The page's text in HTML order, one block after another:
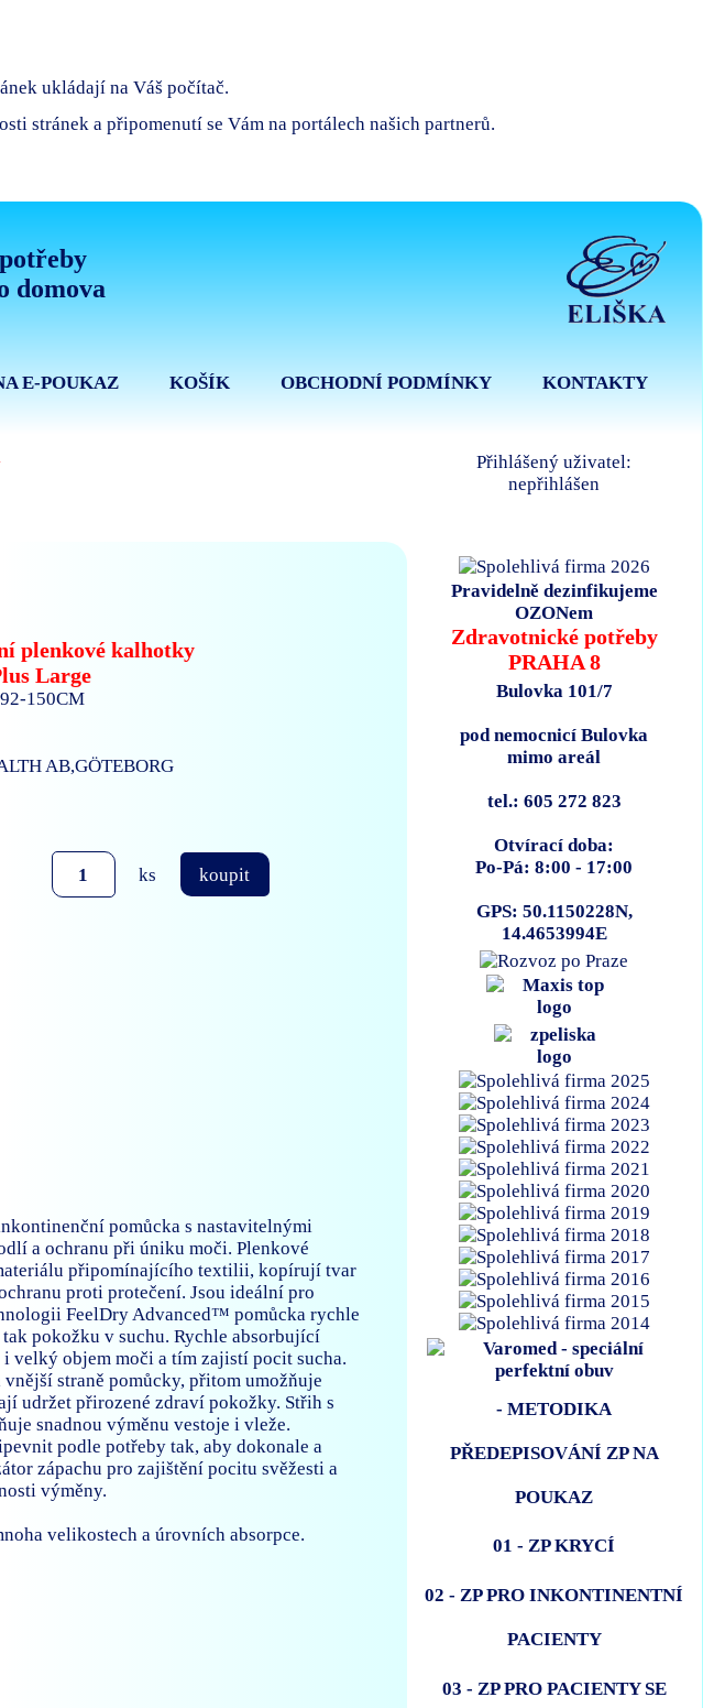
ukládají na Váš počítač.
stránek a připomenutí se Vám na portálech našich partnerů.
domova
KONTAKTY
OBCHODNÍ PODMÍNKY
KOŠÍK
E-POUKAZ
Přihlášený uživatel:
nepřihlášen
plenkové kalhotky
Large
150CM
AB,GÖTEBORG
ks koupit
pomůcka s nastavitelnými
a ochranu při úniku moči. Plenkové
připomínajícího textilii, kopírují tvar
proti protečení. Jsou ideální pro
FeelDry Advanced™ pomůcka rychle
pokožku v suchu. Rychle absorbující
velký objem moči a tím zajistí pocit sucha.
straně pomůcky, přitom umožňuje
udržet přirozené zdraví pokožky. Střih s
snadnou výměnu vestoje i vleže.
podle potřeby tak, aby dokonale a
zápachu pro zajištění pocitu svěžesti a
výměny.
velikostech a úrovních absorpce.
Pravidelně dezinfikujeme
OZONem
Zdravotnické potřeby
PRAHA 8
Bulovka 101/7
pod nemocnicí Bulovka
mimo areál
tel.: 605 272 823
Otvírací doba:
Po-Pá: 8:00 - 17:00
GPS: 50.1150228N,
14.4653994E
- METODIKA
PŘEDEPISOVÁNÍ ZP NA
POUKAZ
01 - ZP KRYCÍ
02 - ZP PRO INKONTINENTNÍ
PACIENTY
03 - ZP PRO PACIENTY SE